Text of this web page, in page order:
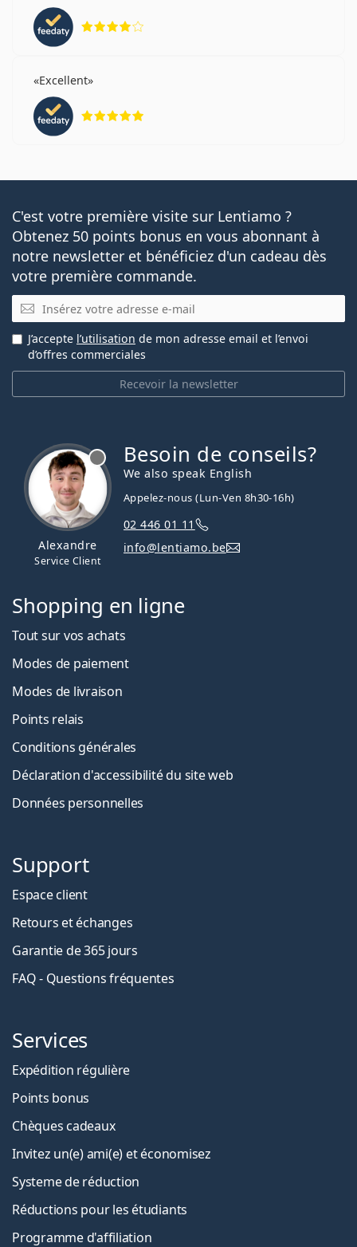
Excellent
C'est votre première visite sur Lentiamo ?
Obtenez 50 points bonus en vous abonnant à
notre newsletter et bénéficiez d'un cadeau dès
votre première commande.
E-mail
Recevoir la newsletter
J’accepte l’utilisation de mon adresse email et l’envoi
d’offres commerciales
Alexandre
Service Client
Besoin de conseils?
We also speak English
Appelez-nous (Lun-Ven 8h30-16h)
02 446 01 11
info@lentiamo.be
Shopping en ligne
Tout sur vos achats
Modes de paiement
Modes de livraison
Points relais
Conditions générales
Déclaration d'accessibilité du site web
Données personnelles
Support
Espace client
Retours et échanges
Garantie de 365 jours
FAQ - Questions fréquentes
Services
Expédition régulière
Points bonus
Chèques cadeaux
Invitez un(e) ami(e) et économisez
Systeme de réduction
Réductions pour les étudiants
Programme d'affiliation